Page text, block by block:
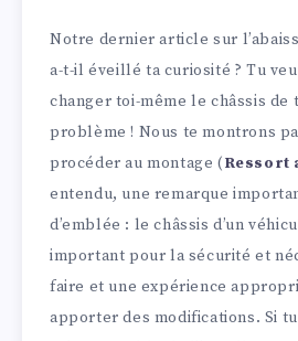
Notre dernier article sur
a-t-il éveillé ta curiosité ? Tu
changer toi-même le châssis de
problème ! Nous te montrons
procéder au montage (Ressort
entendu, une remarque
d’emblée : le châssis d’un
important pour la sécurité et
faire et une expérience
apporter des modifications. Si